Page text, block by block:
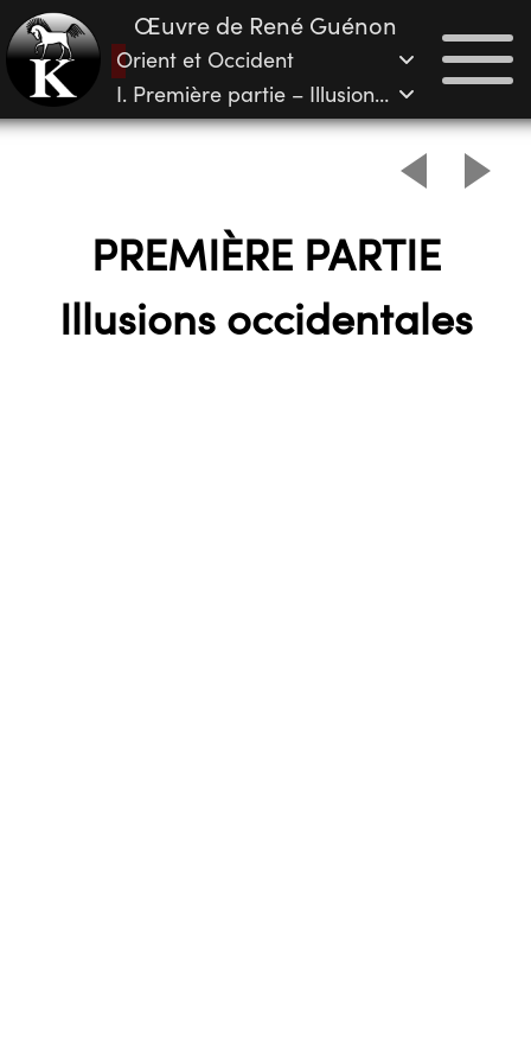
Œuvre de René Guénon
Orient et Occident
I. Première partie – Illusions occidentales
PREMIÈRE PARTIE
Illusions occidentales